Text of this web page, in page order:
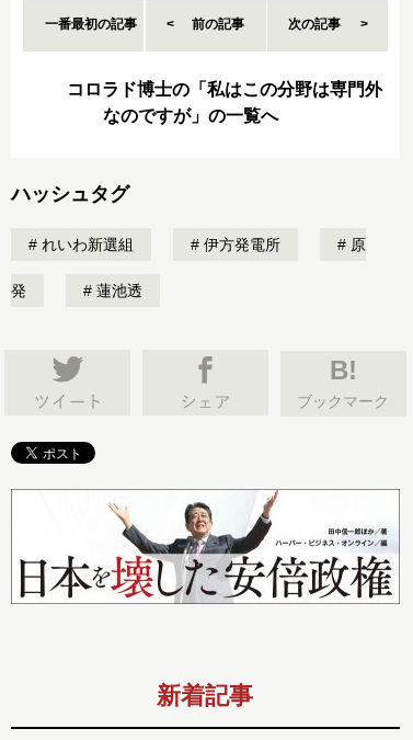
一番最初の記事 前の記事 次の記事
コロラド博士の「私はこの分野は専門外
なのですが」の一覧へ
ハッシュタグ
れいわ新選組 伊方発電所 原
発 蓮池透
B!
ブックマーク
新着記事